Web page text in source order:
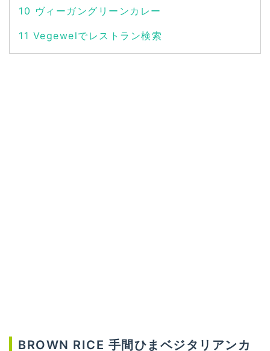
10 ヴィーガングリーンカレー
11 Vegewelでレストラン検索
BROWN RICE 手間ひまベジタリアンカ